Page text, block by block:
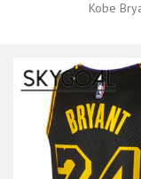
Kobe